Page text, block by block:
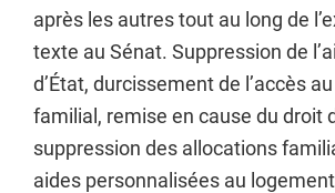
après les autres tout au long de
texte au Sénat. Suppression de
d’État, durcissement de l’accès
familial, remise en cause du droit
suppression des allocations
aides personnalisées au